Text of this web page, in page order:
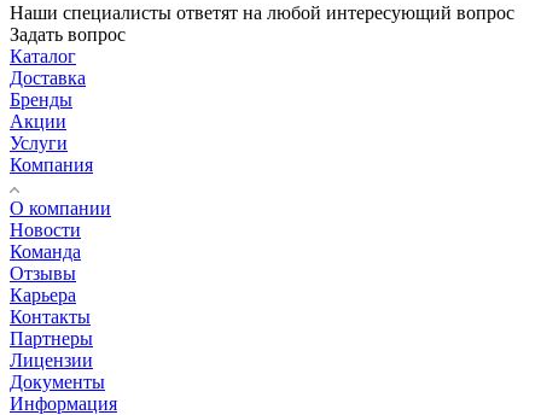
Наши специалисты ответят на любой интересующий вопрос
Задать вопрос
Каталог
Доставка
Бренды
Акции
Услуги
Компания
О компании
Новости
Команда
Отзывы
Карьера
Контакты
Партнеры
Лицензии
Документы
Информация